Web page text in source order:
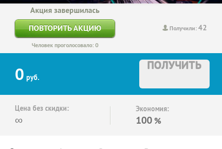
Получили:42
Акция завершилась
ПОВТОРИТЬ АКЦИЮ
Человек проголосовало: 0
0 руб.
ПОЛУЧИТЬ
Цена без скидки:
∞
Экономия:
100 %